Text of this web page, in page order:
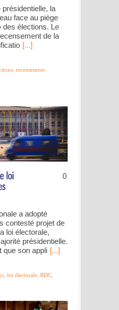
la
face au piège
des élections. Le
de la
[...]
recensement
0
a adopté
contesté projet de
loi électorale,
présidentielle.
que son appli [...]
loi électorale RDC